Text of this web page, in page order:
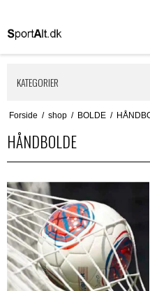
KATEGORIER
Forside / shop / BOLDE /
HÅNDBOLDE